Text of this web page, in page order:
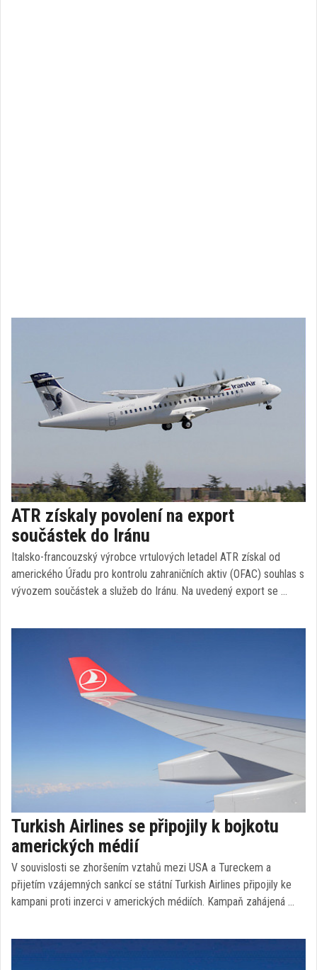
ATR získaly povolení na export
součástek do Iránu
Italsko-francouzský výrobce vrtulových letadel ATR získal od
amerického Úřadu pro kontrolu zahraničních aktiv (OFAC) souhlas s
vývozem součástek a služeb do Iránu. Na uvedený export se …
Turkish Airlines se připojily k bojkotu
amerických médií
V souvislosti se zhoršením vztahů mezi USA a Tureckem a
přijetím vzájemných sankcí se státní Turkish Airlines připojily ke
kampani proti inzerci v amerických médiích. Kampaň zahájená …